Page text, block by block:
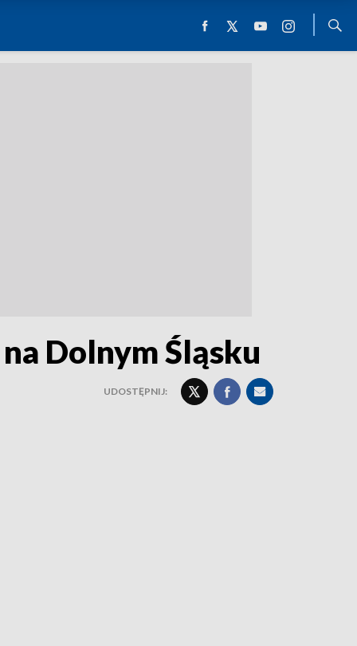
Dolnym Śląsku
UDOSTĘPNIJ: